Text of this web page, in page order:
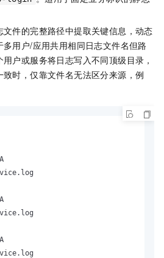
文件的完整路径中提取关键信息，动态
用户/应用共用相同日志文件名但路
户或服务将日志写入不同顶级目录，
时，仅靠文件名无法区分来源，例